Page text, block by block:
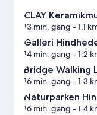
CLAY
13 min. gang - 1.1
Galleri
14 min. gang - 1.2
Bridge Walking
16 min. gang - 1.3
Naturparken
16 min. gang - 1.4